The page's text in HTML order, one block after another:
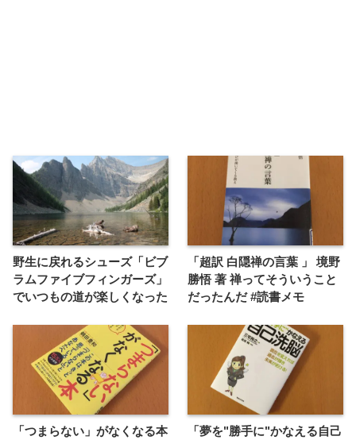
野生に戻れるシューズ「ビブ
ラムファイブフィンガーズ」
でいつもの道が楽しくなった
「超訳 白隠禅の言葉 」 境野
勝悟 著 禅ってそういうこと
だったんだ #読書メモ
「つまらない」がなくなる本
「夢を"勝手に"かなえる自己